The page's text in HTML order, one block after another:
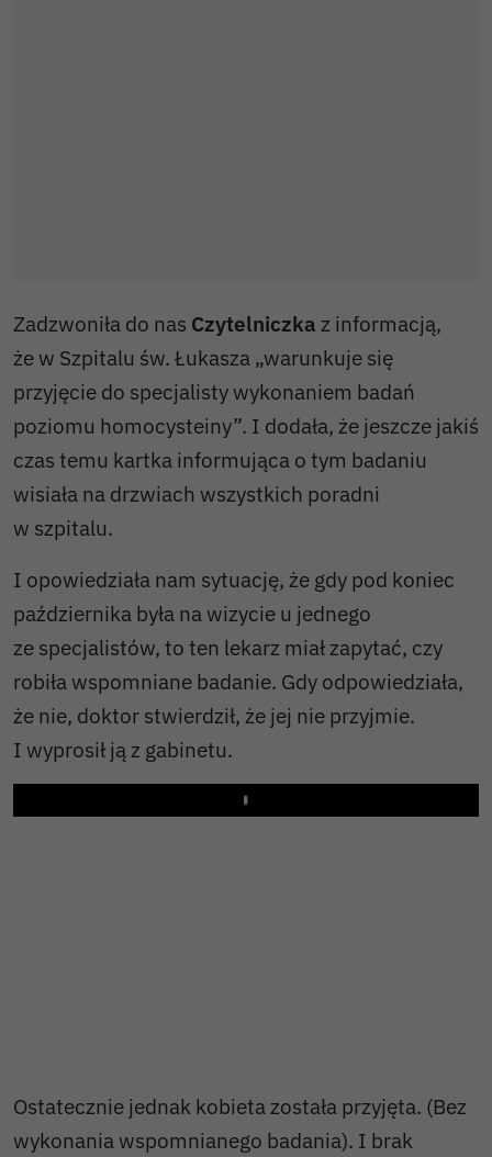
Zadzwoniła do nas Czytelniczka z informacją,
że w Szpitalu św. Łukasza „warunkuje się
przyjęcie do specjalisty wykonaniem badań
poziomu homocysteiny”. I dodała, że jeszcze jakiś
czas temu kartka informująca o tym badaniu
wisiała na drzwiach wszystkich poradni
w szpitalu.
I opowiedziała nam sytuację, że gdy pod koniec
października była na wizycie u jednego
ze specjalistów, to ten lekarz miał zapytać, czy
robiła wspomniane badanie. Gdy odpowiedziała,
że nie, doktor stwierdził, że jej nie przyjmie.
I wyprosił ją z gabinetu.
Play
Ostatecznie jednak kobieta została przyjęta. (Bez
wykonania wspomnianego badania). I brak